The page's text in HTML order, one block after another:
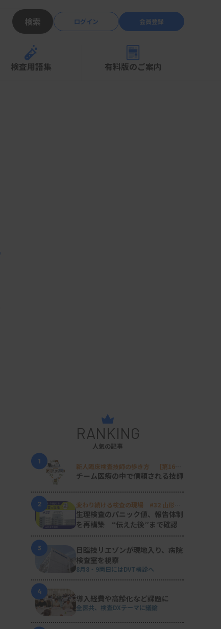
検索 ログイン 会員登録
検査用語集 有料版のご案内
RANKING
人気の記事
1
新人臨床検査技師の歩き方 ［第16
回］
チーム医療の中で信頼される技師
2
変わり続ける検査の現場 #32 山形済
生病院
生理検査のパニック値、報告体制
を再構築 “伝えた後”まで確認
3
日臨技リエゾンが現地入り、病院
検査室を視察
8月8・9両日にはDVT検診へ
4
導入経費や高齢化など課題に
全医共、検査DXテーマに議論